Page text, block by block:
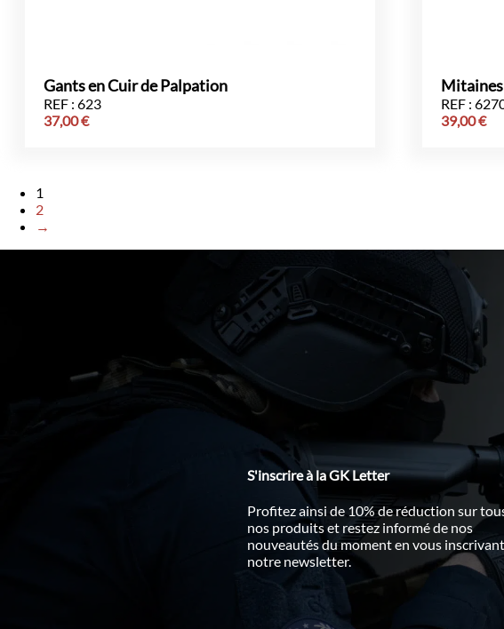
Gants en Cuir de Palpation
REF : 623
37,00€
REF :
39,00€
1
2
→
S'inscrire à la GK Letter
Profitez ainsi de 10% de réduction sur
nos produits et restez informé de nos
nouveautés du moment en vous
notre newsletter.